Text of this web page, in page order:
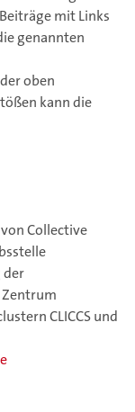
mit Links
genannten
oben
kann die
Collective
der
CLICCS und